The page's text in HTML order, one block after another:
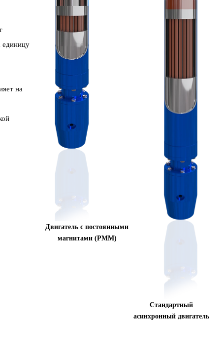
единицу
на
Двигатель с постоянными
магнитами (PMM)
Стандартный
асинхронный двигатель